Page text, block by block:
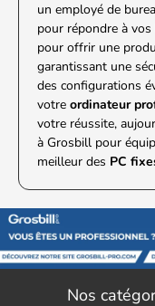
un employé de
pour répondre à
pour offrir une
garantissant une
des configurations
votre ordinateur
votre réussite,
à Grosbill pour
meilleur des PC
Nos